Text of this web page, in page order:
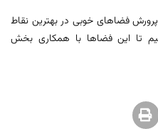
فضاهای خوبی در بهترین نقاط
تا این فضاها با همکاری بخش